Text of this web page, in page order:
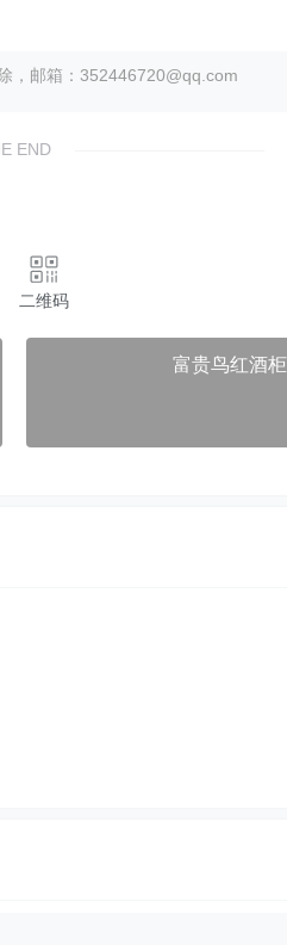
，邮箱：352446720@qq.com
END
二维码
富贵鸟红酒